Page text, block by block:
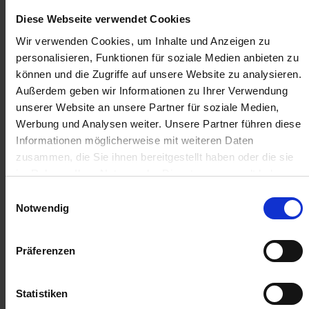
Diese Webseite verwendet Cookies
Wir verwenden Cookies, um Inhalte und Anzeigen zu
personalisieren, Funktionen für soziale Medien anbieten zu
können und die Zugriffe auf unsere Website zu analysieren.
Außerdem geben wir Informationen zu Ihrer Verwendung
unserer Website an unsere Partner für soziale Medien,
Werbung und Analysen weiter. Unsere Partner führen diese
Informationen möglicherweise mit weiteren Daten
zusammen, die Sie ihnen bereitgestellt haben oder die sie
im Rahmen Ihrer Nutzung der Dienste gesammelt haben.
Notwendig
Präferenzen
Statistiken
4,50 € / St
4,50 €pro 1 Stück
5,36 €
inkl. 19% MwSt.,zzgl. Versandkosten
Auf Lager
Lieferung voraussichtlichab Mittwoch, 12. August 2026
QTY_CONTROL_DECREASE
ZUR VERGLEICHSLISTE HINZUFÜGEN